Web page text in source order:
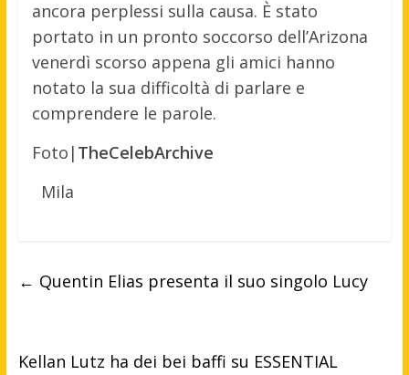
ancora perplessi sulla causa. È stato
portato in un pronto soccorso dell’Arizona
venerdì scorso appena gli amici hanno
notato la sua difficoltà di parlare e
comprendere le parole.
Foto| TheCelebArchive
Mila
← Quentin Elias presenta il suo singolo Lucy
Kellan Lutz ha dei bei baffi su ESSENTIAL